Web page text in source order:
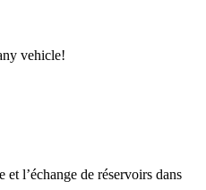
vehicle!
l’échange de réservoirs dans